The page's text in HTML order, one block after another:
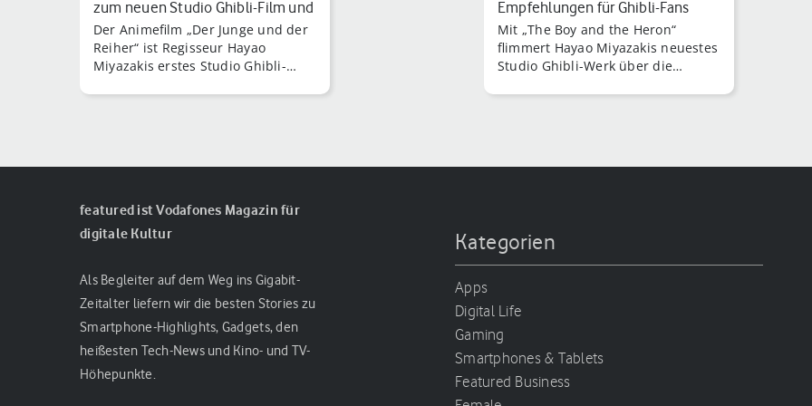
zum neuen Studio Ghibli-Film und
…
Der Animefilm „Der Junge und der
Reiher“ ist Regisseur Hayao
Miyazakis erstes Studio Ghibli-
Empfehlungen für Ghibli-Fans
Mit „The Boy and the Heron“
flimmert Hayao Miyazakis neuestes
Studio Ghibli-Werk über die
featured ist Vodafones Magazin für
digitale Kultur
Als Begleiter auf dem Weg ins Gigabit-
Zeitalter liefern wir die besten Stories zu
Smartphone-Highlights, Gadgets, den
heißesten Tech-News und Kino- und TV-
Höhepunkte.
Kategorien
Apps
Digital Life
Gaming
Smartphones & Tablets
Featured Business